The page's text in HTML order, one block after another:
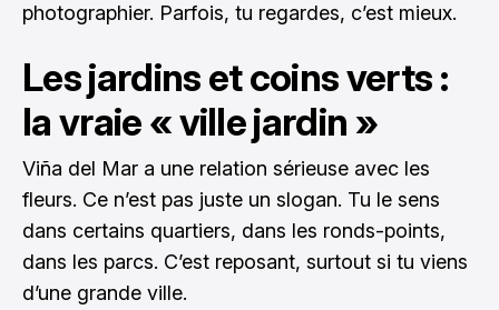
photographier. Parfois, tu regardes, c’est mieux.
Les jardins et coins verts :
la vraie « ville jardin »
Viña del Mar a une relation sérieuse avec les
fleurs. Ce n’est pas juste un slogan. Tu le sens
dans certains quartiers, dans les ronds-points,
dans les parcs. C’est reposant, surtout si tu viens
d’une grande ville.